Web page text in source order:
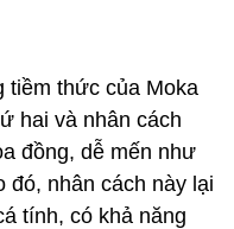
tiềm thức của Moka
hai và nhân cách
đồng, dễ mến như
đó, nhân cách này lại
tính, có khả năng